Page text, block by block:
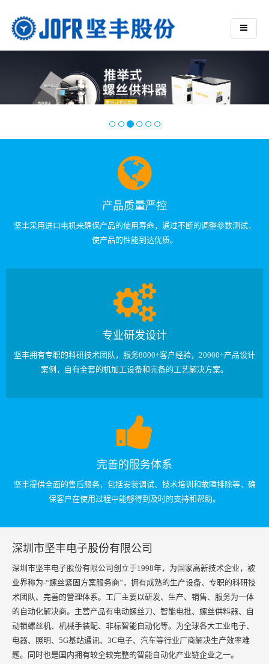
产品质量严控
坚丰采用进口电机来确保产品的使用寿命，通过不断的调整参数测试，
使产品的性能到达优质。
专业研发设计
坚丰拥有专职的科研技术团队，服务8000+客户经验，20000+产品设计
案例，自有全套的机加工设备和完备的工艺解决方案。
完善的服务体系
坚丰提供全面的售后服务，包括安装调试、技术培训和故障排除等，确
保客户在使用过程中能够得到及时的支持和帮助。
深圳市坚丰电子股份有限公司
深圳市坚丰电子股份有限公司创立于1998年，为国家高新技术企业，被
业界称为-“螺丝紧固方案服务商”，拥有成熟的生产设备、专职的科研技
术团队、完善的管理体系。工厂主要以研发、生产、销售、服务为一体
的自动化解决商。主营产品有电动螺丝刀、智能电批、螺丝供料器、自
动锁螺丝机、机械手装配、非标智能自动化等。为全球各大工业电子、
电器、照明、5G基站通讯、3C电子、汽车等行业厂商解决生产效率难
题。同时也是国内拥有较全较完整的智能自动化产业链企业之一。